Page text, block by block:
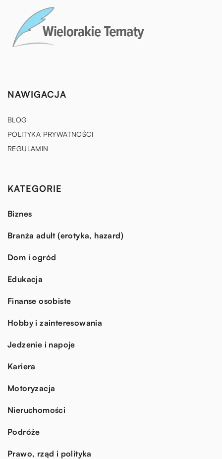
NAWIGACJA
BLOG
POLITYKA PRYWATNOŚCI
REGULAMIN
KATEGORIE
Biznes
Branża adult (erotyka, hazard)
Dom i ogród
Edukacja
Finanse osobiste
Hobby i zainteresowania
Jedzenie i napoje
Kariera
Motoryzacja
Nieruchomości
Podróże
Prawo, rząd i polityka